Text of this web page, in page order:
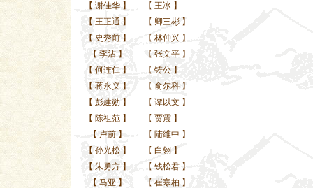
【 谢佳华】 【 王冰 】
【 王正通 】 【 卿三彬 】
【 史秀前】 【 林仲兴 】
【 李沾】 【 张文平 】
【 何连仁】 【 铸公 】
【 蒋永义 】 【 俞尔科 】
【 彭建勋】 【 谭以文 】
【 陈祖范】 【 贾震 】
【 卢前】 【 陆维中 】
【 孙光松】 【 白翎 】
【 朱勇方】 【 钱松君 】
【 马亚 】 【 崔寒柏 】